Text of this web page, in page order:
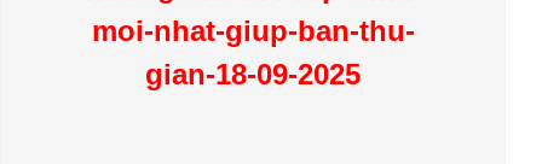
moi-nhat-giup-ban-thu-
gian-18-09-2025